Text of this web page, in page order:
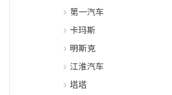
第一汽车
卡玛斯
明斯克
江淮汽车
塔塔